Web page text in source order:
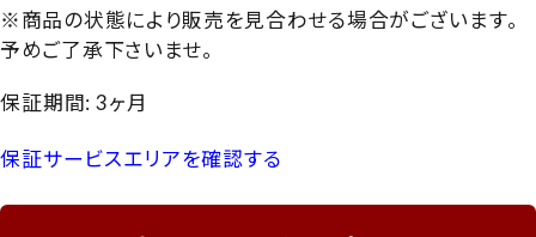
※商品の状態により販売を見合わせる場合がございます。
予めご了承下さいませ。
保証期間: 3ヶ月
保証サービスエリアを確認する